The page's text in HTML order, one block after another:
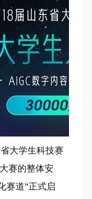
大学生科技赛
赛的整体安
赛道”正式启